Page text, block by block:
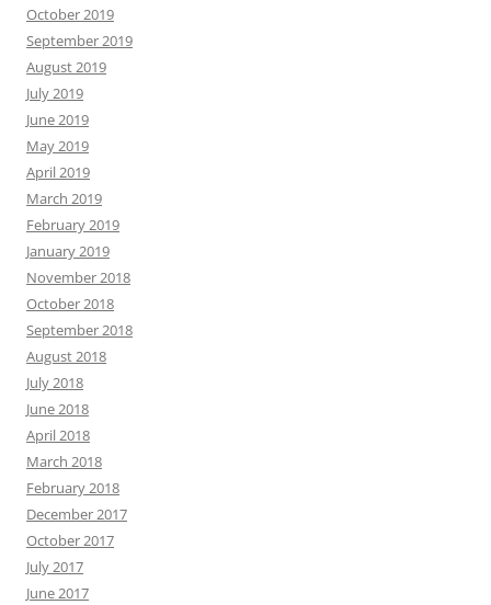
October 2019
September 2019
August 2019
July 2019
June 2019
May 2019
April 2019
March 2019
February 2019
January 2019
November 2018
October 2018
September 2018
August 2018
July 2018
June 2018
April 2018
March 2018
February 2018
December 2017
October 2017
July 2017
June 2017